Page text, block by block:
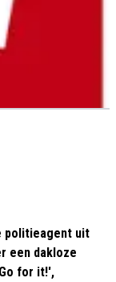
politieagent uit
een dakloze
for it!',